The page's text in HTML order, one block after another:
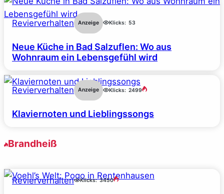
Revierverhalten Anzeige Klicks: 53
Neue Küche in Bad Salzuflen: Wo aus
Wohnraum ein Lebensgefühl wird
Revierverhalten Anzeige Klicks: 2499
Klaviernoten und Lieblingssongs
Brandheiß
Revierverhalten Klicks: 3450